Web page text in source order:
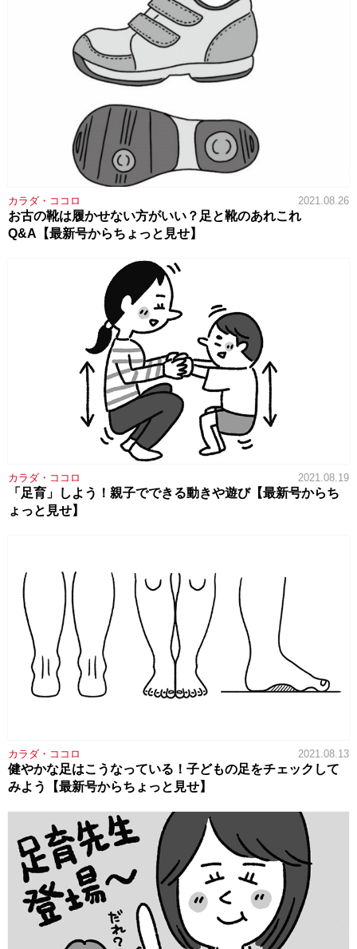
カラダ・ココロ 2021.08.26
お古の靴は履かせない方がいい？足と靴のあれこれ
Q&A【最新号からちょっと見せ】
カラダ・ココロ 2021.08.19
「足育」しよう！親子でできる動きや遊び【最新号からち
ょっと見せ】
カラダ・ココロ 2021.08.13
健やかな足はこうなっている！子どもの足をチェックして
みよう【最新号からちょっと見せ】